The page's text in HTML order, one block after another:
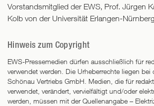
Vorstandsmitglied der EWS, Prof. Jürgen
Kolb von der Universität Erlangen-Nürnberg
Hinweis zum Copyright
EWS-Pressemedien dürfen ausschließlich für
verwendet werden. Die Urheberrechte liegen bei
Schönau Vertriebs GmbH. Medien, die für
verwendet, verändert, vervielfältigt und/oder
werden, müssen mit der Quellenangabe –